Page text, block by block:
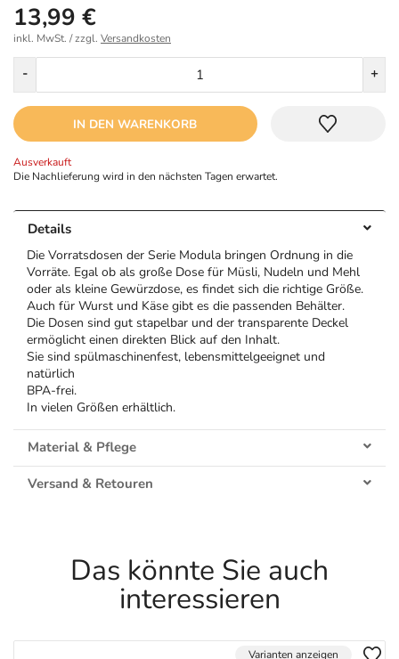
13,99 €
inkl. MwSt. / zzgl. Versandkosten
- +
IN DEN WARENKORB
Ausverkauft
Die Nachlieferung wird in den nächsten Tagen erwartet.
Details
Die Vorratsdosen der Serie Modula bringen Ordnung in die
Vorräte. Egal ob als große Dose für Müsli, Nudeln und Mehl
oder als kleine Gewürzdose, es findet sich die richtige Größe.
Auch für Wurst und Käse gibt es die passenden Behälter.
Die Dosen sind gut stapelbar und der transparente Deckel
ermöglicht einen direkten Blick auf den Inhalt.
Sie sind spülmaschinenfest, lebensmittelgeeignet und
natürlich
BPA-frei.
In vielen Größen erhältlich.
Material & Pflege
Versand & Retouren
Das könnte Sie auch
interessieren
Varianten anzeigen